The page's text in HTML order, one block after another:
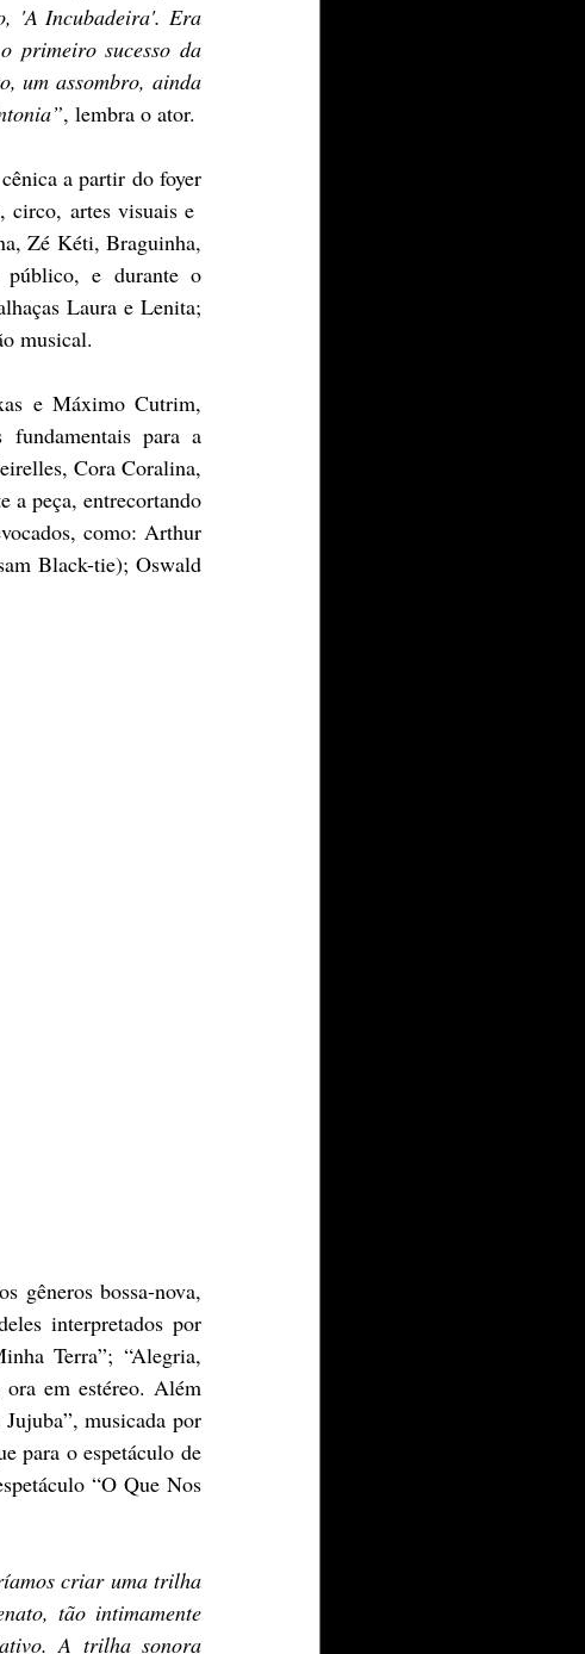
'A Incubadeira'. Era
primeiro sucesso da
um assombro, ainda
, lembra o ator.
a partir do foyer
circo, artes visuais e
Zé Kéti, Braguinha,
público, e durante o
Laura e Lenita;
musical.
e Máximo Cutrim,
para a
Cora Coralina,
a peça, entrecortando
como: Arthur
Black-tie); Oswald
interpretados por
Terra”; “Alegria,
em estéreo. Além
musicada por
para o espetáculo de
“O Que Nos
tão intimamente
A trilha sonora